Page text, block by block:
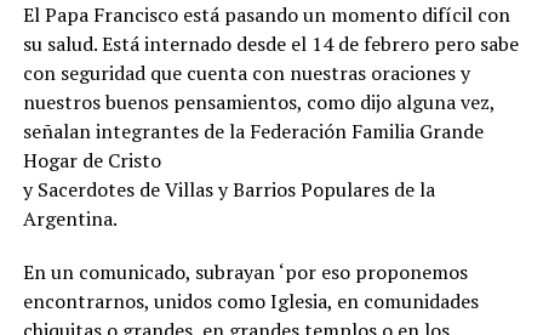
El Papa Francisco está pasando un momento difícil con
su salud. Está internado desde el 14 de febrero pero sabe
con seguridad que cuenta con nuestras oraciones y
nuestros buenos pensamientos, como dijo alguna vez,
señalan integrantes de la Federación Familia Grande
Hogar de Cristo
y Sacerdotes de Villas y Barrios Populares de la
Argentina.
En un comunicado, subrayan ‘por eso proponemos
encontrarnos, unidos como Iglesia, en comunidades